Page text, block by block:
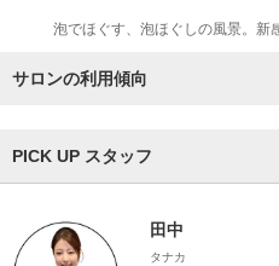
泡でほぐす、泡ほぐしの風景。新
サロンの利用傾向
PICK UP スタッフ
田中
タナカ